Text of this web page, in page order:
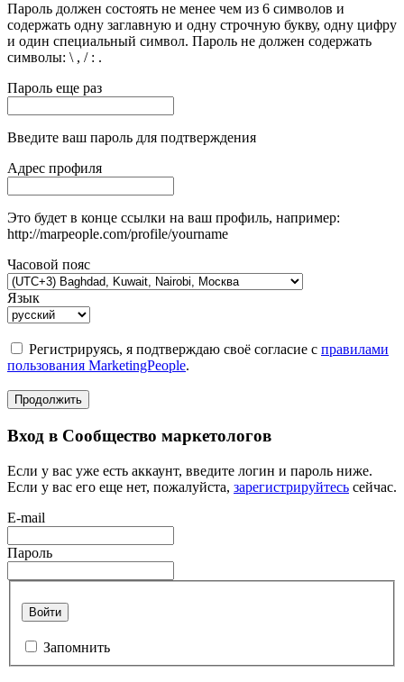
Пароль должен состоять не менее чем из 6 символов и
содержать одну заглавную и одну строчную букву, одну цифру
и один специальный символ. Пароль не должен содержать
символы: \ , / : .
Пароль еще раз
Введите ваш пароль для подтверждения
Адрес профиля
Это будет в конце ссылки на ваш профиль, например:
http://marpeople.com/profile/yourname
Часовой пояс
Язык
Регистрируясь, я подтверждаю своё согласие с правилами
пользования MarketingPeople.
Продолжить
Вход в Сообщество маркетологов
Если у вас уже есть аккаунт, введите логин и пароль ниже.
Если у вас его еще нет, пожалуйста, зарегистрируйтесь сейчас.
E-mail
Пароль
Войти
Запомнить